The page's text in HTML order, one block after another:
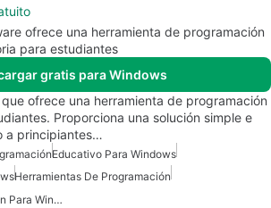
ofrece una herramienta de programación
para estudiantes
gratis para Windows
ofrece una herramienta de programación
Proporciona una solución simple e
a principiantes…
Educativo Para Windows
Herramientas De Programación
Lenguaje De Programacion Para Windows